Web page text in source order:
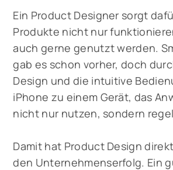
Ein Product Designer sorgt
Produkte nicht nur
auch gerne genutzt werden.
gab es schon vorher, doch
Design und die intuitive
iPhone zu einem Gerät, das
nicht nur nutzen, sondern
Damit hat Product Design
den Unternehmenserfolg. Ein